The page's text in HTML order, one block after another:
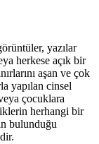
yazılar
herkese açık bir
aşan ve çok
yapılan cinsel
çocuklara
herhangi bir
bulunduğu